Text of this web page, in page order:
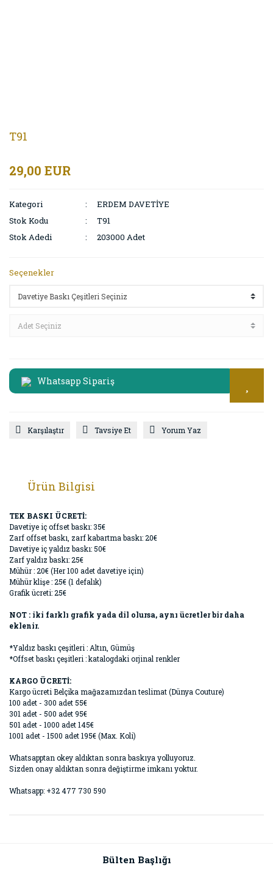
T91
29,00 EUR
Kategori
ERDEM DAVETİYE
Stok Kodu
T91
Stok Adedi
203000 Adet
Seçenekler
Whatsapp Sipariş
Karşılaştır Tavsiye Et Yorum Yaz
Ürün Bilgisi
TEK BASKI ÜCRETİ:
Davetiye iç offset baskı: 35€
Zarf offset baskı, zarf kabartma baskı: 20€
Davetiye iç yaldız baskı: 50€
Zarf yaldız baskı: 25€
Mühür : 20€ (Her 100 adet davetiye için)
Mühür klişe : 25€ (1 defalık)
Grafik ücreti: 25€
NOT : iki farklı grafik yada dil olursa, aynı ücretler bir daha
eklenir.
*Yaldız baskı çeşitleri : Altın, Gümüş
*Offset baskı çeşitleri : katalogdaki orjinal renkler
KARGO ÜCRETİ:
Kargo ücreti Belçika mağazamızdan teslimat (Dünya Couture)
100 adet - 300 adet 55€
301 adet - 500 adet 95€
501 adet - 1000 adet 145€
1001 adet - 1500 adet 195€ (Max. Koli)
Whatsapptan okey aldıktan sonra baskıya yolluyoruz.
Sizden onay aldıktan sonra değiştirme imkanı yoktur.
Whatsapp: +32 477 730 590
Bülten Başlığı